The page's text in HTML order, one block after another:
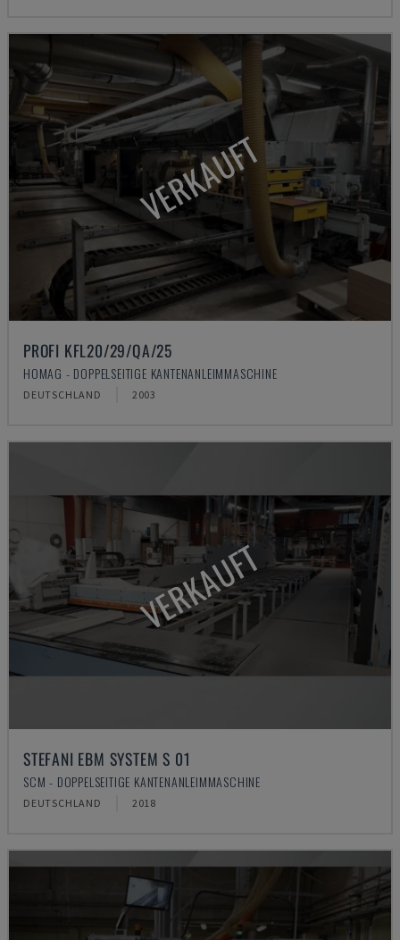
VERKAUFT
PROFI KFL20/29/QA/25
HOMAG - DOPPELSEITIGE KANTENANLEIMMASCHINE
DEUTSCHLAND 2003
VERKAUFT
STEFANI EBM SYSTEM S 01
SCM - DOPPELSEITIGE KANTENANLEIMMASCHINE
DEUTSCHLAND 2018